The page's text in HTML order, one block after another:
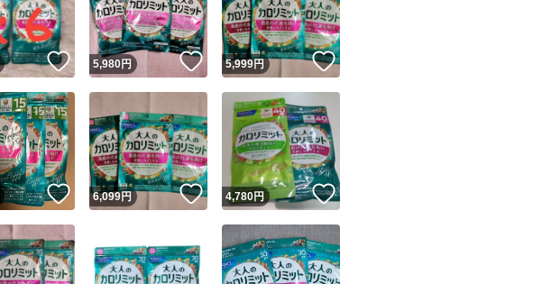
いいね！
5,980円 いいね！
5,999円 いいね！
いいね！
6,099円 いいね！
4,780円 いいね！